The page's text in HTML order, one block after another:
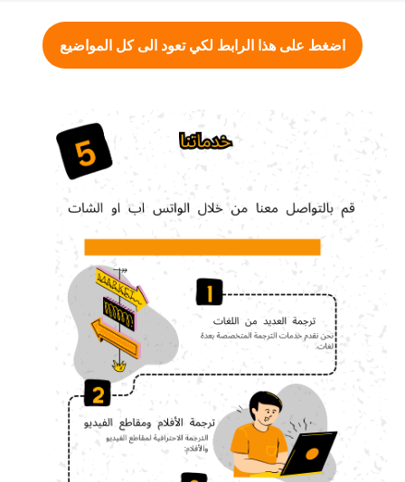
اضغط على هذا الرابط لكي تعود الى كل المواضيع